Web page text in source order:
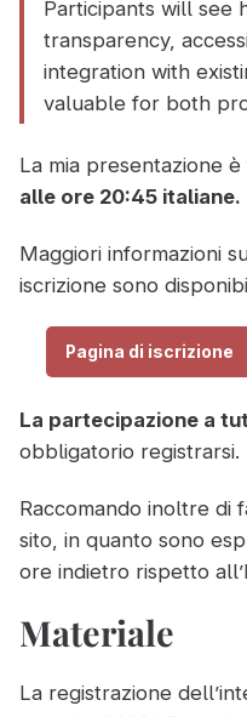
Participants will see
transparency,
integration with
valuable for both
La mia presentazione
alle ore 20:45 italiane.
Maggiori informazioni
iscrizione sono
Pagina di iscrizione
La partecipazione a
obbligatorio registrarsi.
Raccomando inoltre di
sito, in quanto sono
ore indietro rispetto
Materiale
La registrazione